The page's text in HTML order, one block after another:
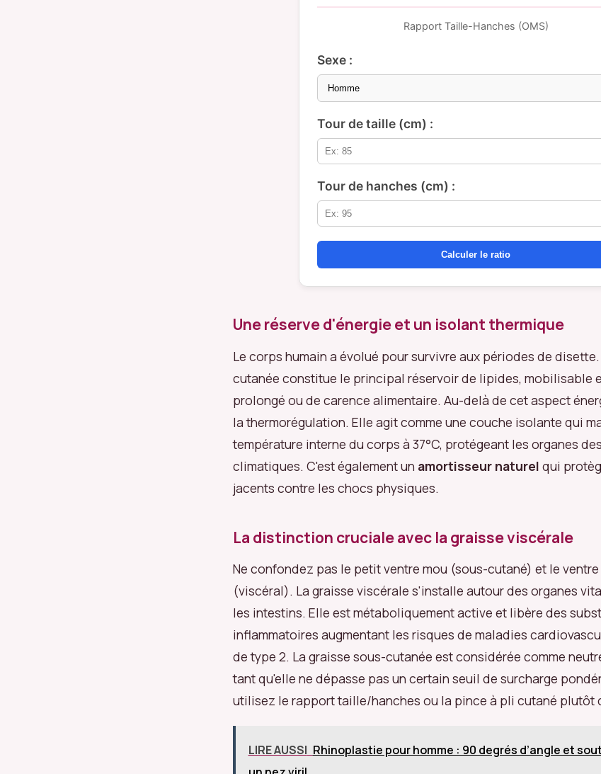
Rapport Taille-Hanches (OMS)
Sexe :
Tour de taille (cm) :
Tour de hanches (cm) :
Calculer le ratio
Une réserve d'énergie et un isolant thermique
Le corps humain a évolué pour survivre aux périodes de
cutanée constitue le principal réservoir de lipides, mobilisable
prolongé ou de carence alimentaire. Au-delà de cet aspect
la thermorégulation. Elle agit comme une couche isolante qui
température interne du corps à 37°C, protégeant les organes
climatiques. C'est également un amortisseur naturel qui
jacents contre les chocs physiques.
La distinction cruciale avec la graisse viscérale
Ne confondez pas le petit ventre mou (sous-cutané) et le
(viscéral). La graisse viscérale s'installe autour des organes
les intestins. Elle est métaboliquement active et libère des
inflammatoires augmentant les risques de maladies
de type 2. La graisse sous-cutanée est considérée comme
tant qu'elle ne dépasse pas un certain seuil de surcharge
utilisez le rapport taille/hanches ou la pince à pli cutané plutôt
LIRE AUSSI Rhinoplastie pour homme : 90 degrés d’angle et